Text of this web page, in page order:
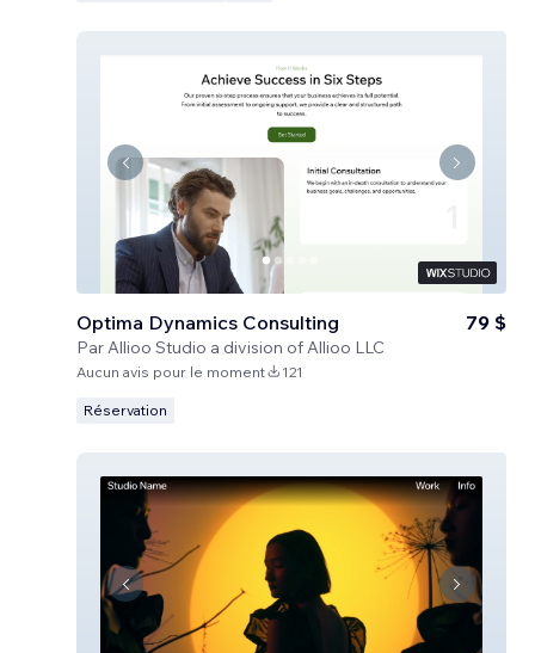
Optima Dynamics Consulting
ParAllioo Studio a division of Allioo LLC
79 $
Aucun avis pour le moment 121
Réservation